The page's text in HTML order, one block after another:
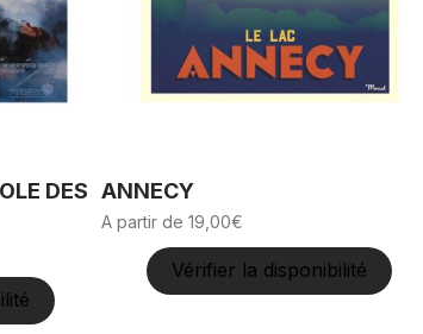
DES ANNECY
A partir de 19,00€
Vérifier la disponibilité